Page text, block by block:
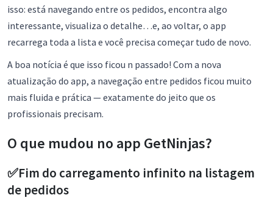
isso: está navegando entre os pedidos, encontra algo
interessante, visualiza o detalhe…e, ao voltar, o app
recarrega toda a lista e você precisa começar tudo de novo.
A boa notícia é que isso ficou n passado! Com a nova
atualização do app, a navegação entre pedidos ficou muito
mais fluida e prática — exatamente do jeito que os
profissionais precisam.
O que mudou no app GetNinjas?
✅Fim do carregamento infinito na listagem
de pedidos